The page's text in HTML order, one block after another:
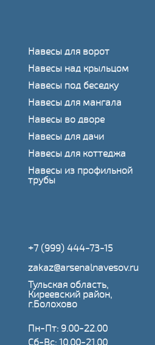
Навесы для ворот
Навесы над крыльцом
Навесы под беседку
Навесы для мангала
Навесы во дворе
Навесы для дачи
Навесы для коттеджа
Навесы из профильной
трубы
+7 (999) 444-73-15
zakaz@arsenalnavesov.ru
Тульская область,
Киреевский район,
г.Болохово
Пн-Пт: 9.00-22.00
Сб-Вс: 10.00-21.00